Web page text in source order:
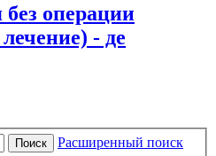
операции
- де
Поиск
Расширенный поиск